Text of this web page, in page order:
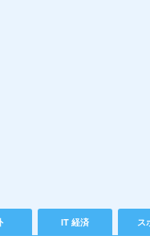
IT 経済 ス